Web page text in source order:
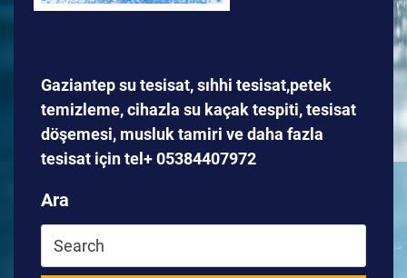
Gaziantep su tesisat, sıhhi tesisat,petek
temizleme, cihazla su kaçak tespiti, tesisat
döşemesi, musluk tamiri ve daha fazla
tesisat için tel+ 05384407972
Ara
Search